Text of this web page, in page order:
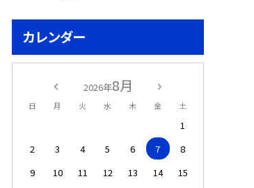
カレンダー
2026年8月
日 月 火 水 木 金 土
1
2
3 4 5 6 7
8
9
10 11 12 13 14
15